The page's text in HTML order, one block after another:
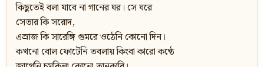
কিছুতেই বলা যাবে না গানের ঘর। সে ঘরে
সেতার কি সরোদ,
এস্রাজ কি সারেঙ্গি গুমরে ওঠেনি কোনো দিন।
কখনো বোল ফোটেনি তবলায় কিংবা কারো কণ্ঠে